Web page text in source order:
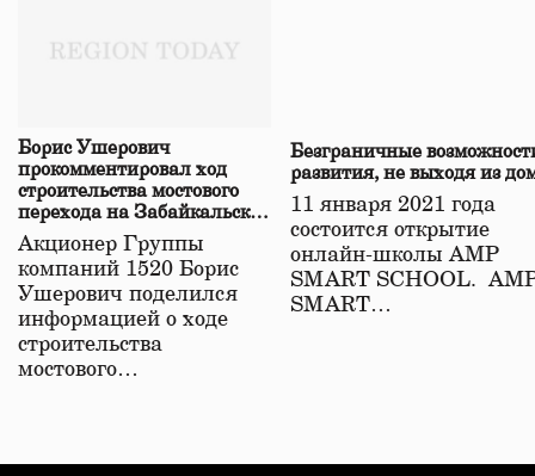
Борис Ушерович
прокомментировал ход
строительства мостового
перехода на Забайкальской
железной дороге
Акционер Группы
компаний 1520 Борис
Ушерович поделился
информацией о ходе
строительства
мостового…
Безграничные
развития, не выходя из
11 января 2021 года
состоится открытие
онлайн-школы АМР
SMART SCHOOL.
SMART…